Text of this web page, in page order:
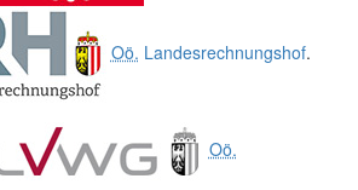
Oö. Landesrechnungshof.
Oö.